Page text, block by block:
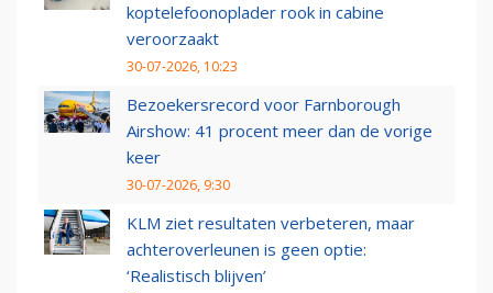
koptelefoonoplader rook in cabine
veroorzaakt
30-07-2026, 10:23
Bezoekersrecord voor Farnborough
Airshow: 41 procent meer dan de vorige
keer
30-07-2026, 9:30
KLM ziet resultaten verbeteren, maar
achteroverleunen is geen optie:
‘Realistisch blijven’